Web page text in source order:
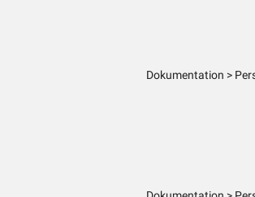
Dokumentation >